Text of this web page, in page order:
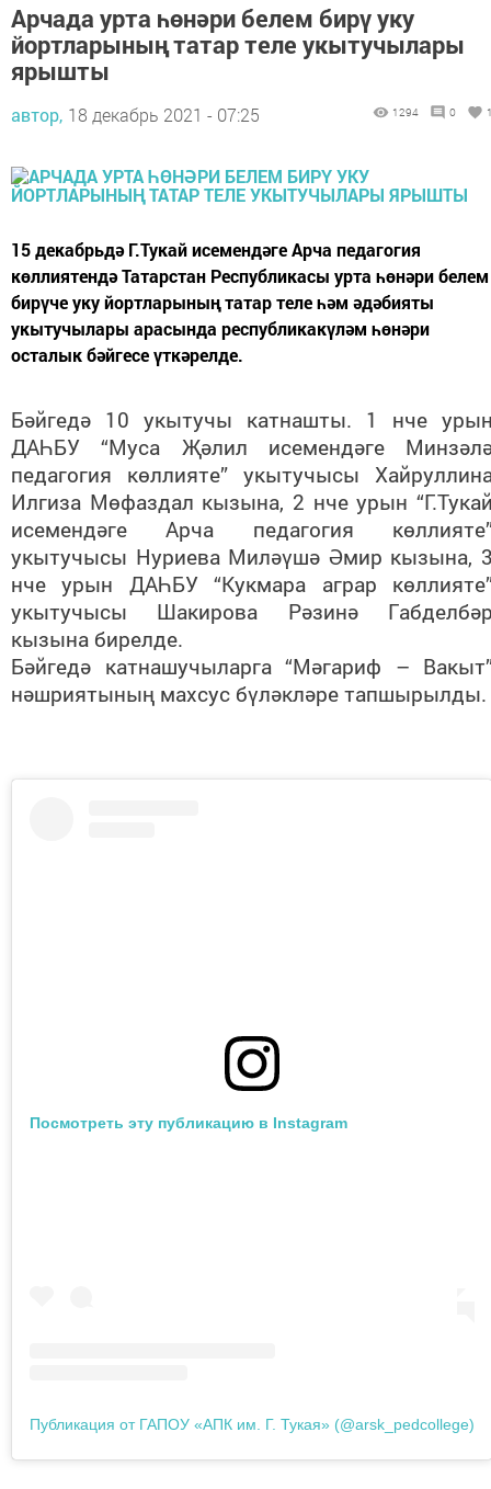
Арчада урта һөнәри белем бирү уку
йортларының татар теле укытучылары
ярышты
автор, 18 декабрь 2021 - 07:25 1294 0
15 декабрьдә Г.Тукай исемендәге Арча педагогия
көллиятендә Татарстан Республикасы урта һөнәри белем
бирүче уку йортларының татар теле һәм әдәбияты
укытучылары арасында республикакүләм һөнәри
осталык бәйгесе үткәрелде.
Бәйгедә 10 укытучы катнашты. 1 нче
ДАҺБУ “Муса Җәлил исемендәге
педагогия көллияте” укытучысы
Илгиза Мөфаздал кызына, 2 нче урын
исемендәге Арча педагогия
укытучысы Нуриева Миләүшә Әмир кызына,
нче урын ДАҺБУ “Кукмара аграр
укытучысы Шакирова Рәзинә
кызына бирелде.
Бәйгедә катнашучыларга “Мәгариф –
нәшриятының махсус бүләкләре тапшырылды.
Посмотреть эту публикацию в Instagram
Публикация от ГАПОУ «АПК им. Г. Тукая» (@arsk_pedcollege)